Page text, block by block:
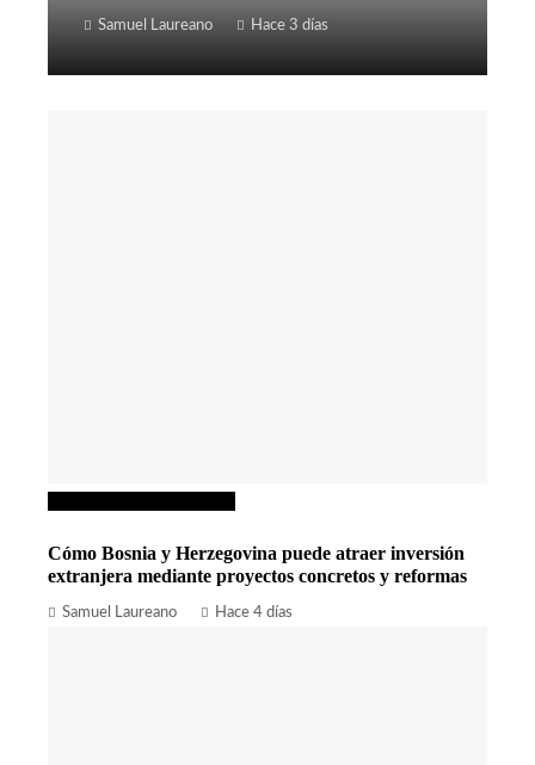
Samuel Laureano Hace 3 días
Cómo Bosnia y Herzegovina puede atraer inversión
extranjera mediante proyectos concretos y reformas
Samuel Laureano Hace 4 días